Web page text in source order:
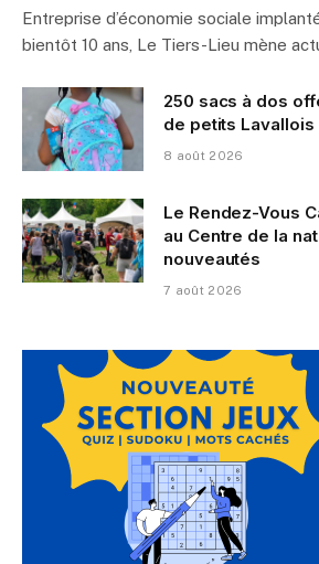
Entreprise d’économie sociale
bientôt 10 ans, Le Tiers-Lieu mène
250 sacs à dos
de petits Lavallois
8 août 2026
Le Rendez-Vous
au Centre de la
nouveautés
7 août 2026